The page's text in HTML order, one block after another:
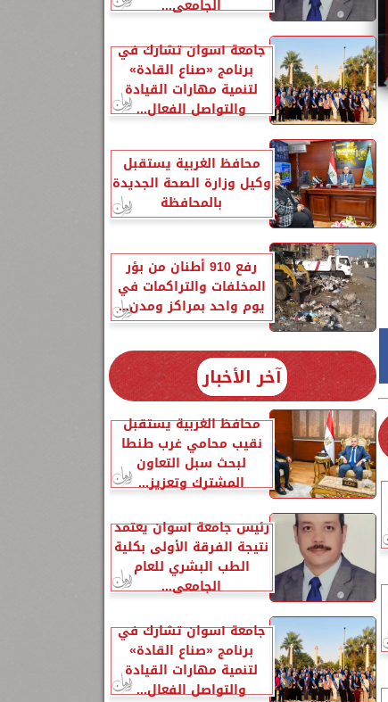
الجامعي...
جامعة أسوان تشارك في
برنامج «صناع القادة»
لتنمية مهارات القيادة
والتواصل الفعال...
محافظ الغربية يستقبل
وكيل وزارة الصحة الجديدة
بالمحافظة
رفع 910 أطنان من بؤر
المخلفات والتراكمات في
يوم واحد بمراكز ومدن...
آخر الأخبار
محافظ الغربية يستقبل
نقيب محامي غرب طنطا
لبحث سبل التعاون
المشترك وتعزيز...
رئيس جامعة أسوان يعتمد
نتيجة الفرقة الأولى بكلية
الطب البشري للعام
الجامعي...
جامعة أسوان تشارك في
برنامج «صناع القادة»
لتنمية مهارات القيادة
والتواصل الفعال...